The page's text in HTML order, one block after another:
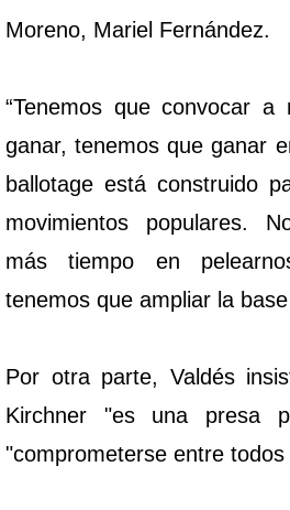
Moreno, Mariel Fernández.
“Tenemos que convocar a
ganar, tenemos que ganar
ballotage está construido
movimientos populares.
más tiempo en
tenemos que ampliar la
Por otra parte, Valdés
Kirchner "es una presa
"comprometerse entre todos